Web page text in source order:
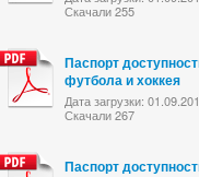
Скачали 255
Паспорт
футбола и хоккея
Дата загрузки:
Скачали 267
Паспорт